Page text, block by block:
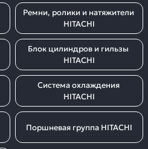
Ремни, ролики и натяжители
HITACHI
Блок цилиндров и гильзы
HITACHI
Система охлаждения
HITACHI
Поршневая группа HITACHI